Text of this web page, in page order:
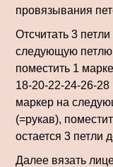
провязывания
Отсчитать 3
следующую петлю,
поместить 1
18-20-22-24-26-28
маркер на
(=рукав),
остается 3 петли
Далее вязать